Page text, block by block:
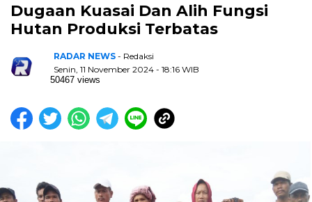
Dugaan Kuasai Dan Alih Fungsi
Hutan Produksi Terbatas
RADAR NEWS - Redaksi
Senin, 11 November 2024 - 18:16 WIB
50467 views